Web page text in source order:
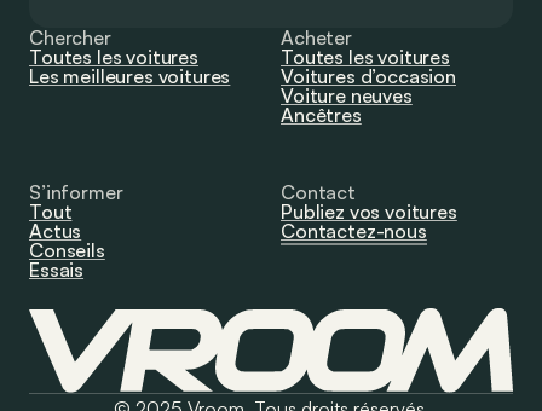
Chercher
Toutes les voitures
Les meilleures voitures
Acheter
Toutes les voitures
Voitures d’occasion
Voiture neuves
Ancêtres
S’informer
Tout
Actus
Conseils
Essais
Contact
Publiez vos voitures
Contactez-nous